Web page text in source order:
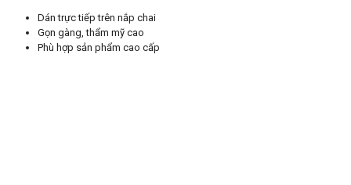
Dán trực tiếp trên nắp chai
Gọn gàng, thẩm mỹ cao
Phù hợp sản phẩm cao cấp